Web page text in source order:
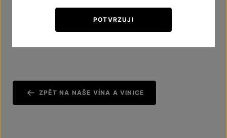
znojemská, vinarska obec Hosteradice
ZPĚT NA NAŠE VÍNA A VINICE
POTVRZUJI